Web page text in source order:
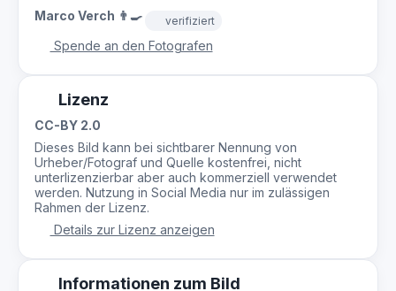
Marco Verch 👨‍🍳 verifiziert
Spende an den Fotografen
Lizenz
CC-BY 2.0
Dieses Bild kann bei sichtbarer Nennung von
Urheber/Fotograf und Quelle kostenfrei, nicht
unterlizenzierbar aber auch kommerziell verwendet
werden. Nutzung in Social Media nur im zulässigen
Rahmen der Lizenz.
Details zur Lizenz anzeigen
Informationen zum Bild